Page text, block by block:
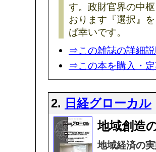
す。政財官界の中
おります『選択』
ば幸いです。
⇒この雑誌の詳細
⇒この本を購入・
2. 日経グローカル
地域創造
地域経済の